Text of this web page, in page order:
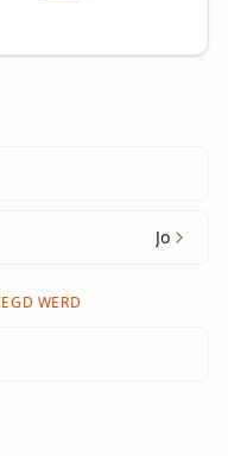
Jo
WERD